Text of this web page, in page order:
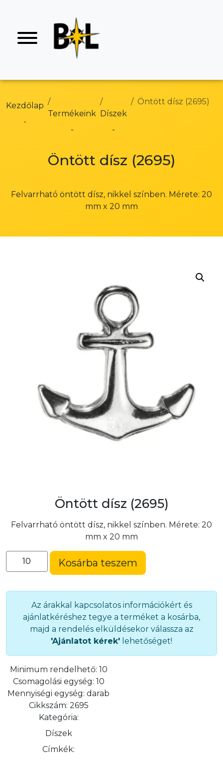
Kezdőlap
Termékeink Díszek
Öntött dísz (2695)
Öntött dísz (2695)
Felvarrható öntött dísz, nikkel színben. Mérete: 20
mm x 20 mm
Öntött dísz (2695)
Felvarrható öntött dísz, nikkel színben. Mérete: 20
mm x 20 mm
Öntött
dísz
mennyiség
Kosárba teszem
Az árakkal kapcsolatos információkért és
ajánlatkéréshez tegye a terméket a kosárba,
majd a rendelés elküldésekor válassza az
'Ajánlatot kérek' lehetőséget!
Minimum rendelhető: 10
Csomagolási egység: 10
Mennyiségi egység: darab
Cikkszám: 2695
Kategória:
Díszek
Címkék: